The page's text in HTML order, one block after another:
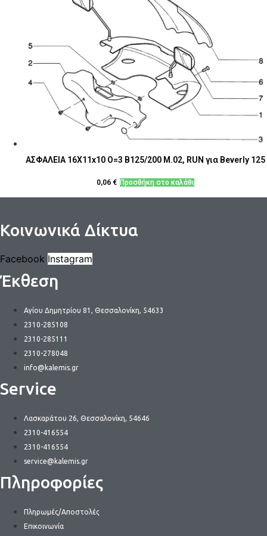
ΑΣΦΑΛΕΙΑ 16X11x10 O=3 B125/200 M.02, RUN για Beverly 125
0,06 € Προσθήκη στο καλάθι
Κοινωνικά Δίκτυα
Facebook Instagram
Έκθεση
Αγίου Δημητρίου 81, Θεσσαλονίκη, 54633
2310-285108
2310-285111
2310-278048
info@kalemis.gr
Service
Λασκαράτου 26, Θεσσαλονίκη, 54646
2310-416554
2310-416554
service@kalemis.gr
Πληροφορίες
Πληρωμές/Αποστολές
Επικοινωνία